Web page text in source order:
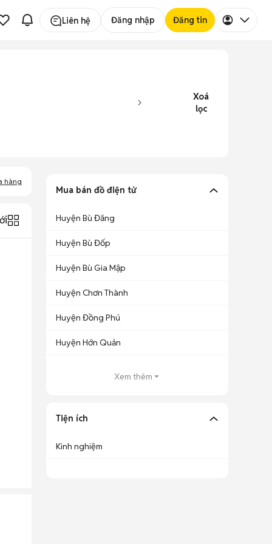
Liên hệ Đăng nhập Đăng tin
Xoá
lọc
hàng
Mua bán đồ điện tử
Huyện Bù Đăng
Huyện Bù Đốp
Huyện Bù Gia Mập
Huyện Chơn Thành
Huyện Đồng Phú
Huyện Hớn Quản
Xem thêm
Tiện ích
Kinh nghiệm